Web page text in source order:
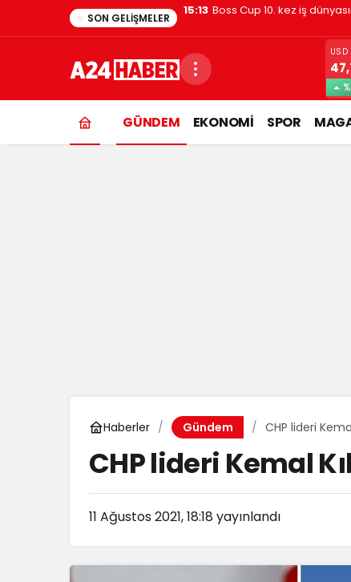
SON GELIŞMELER 1:48 Evde kedi besleyenler
USD
GÜNDEM EKONOMİ SPOR
Haberler Gündem CHP lideri
CHP lideri Kemal
11 Ağustos 2021, 18:18 yayınlandı